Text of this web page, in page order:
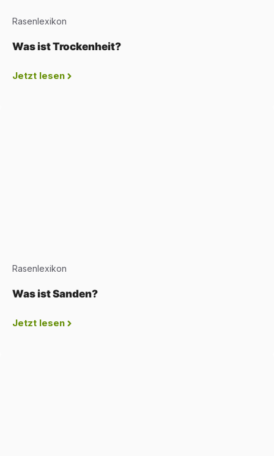
Rasenlexikon
Was ist Trockenheit?
Jetzt lesen
Rasenlexikon
Was ist Sanden?
Jetzt lesen